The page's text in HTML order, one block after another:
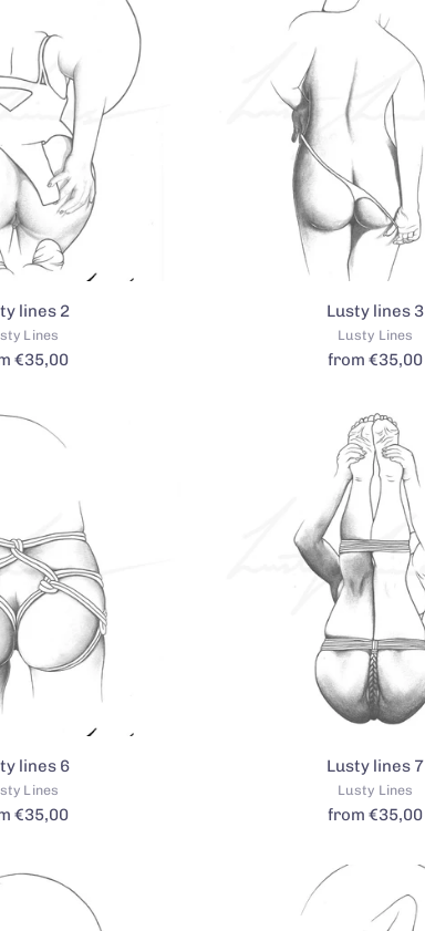
lines 2
Lines
€35,00
Lusty lines 3
Lusty Lines
from €35,00
lines 6
Lines
€35,00
Lusty lines 7
Lusty Lines
from €35,00